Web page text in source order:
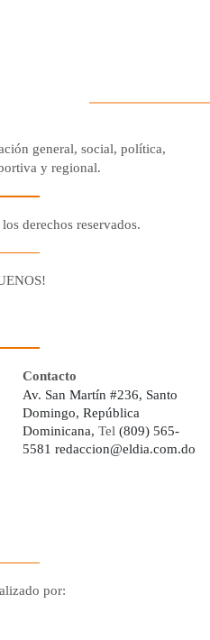
general, social, política,
y regional.
derechos reservados.
Contacto
Av. San Martín #236, Santo
Domingo, República
Dominicana, Tel (809) 565-
5581 redaccion@eldia.com.do
por: